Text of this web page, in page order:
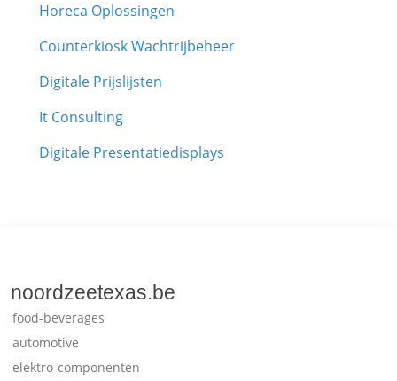
Horeca Oplossingen
Counterkiosk Wachtrijbeheer
Digitale Prijslijsten
It Consulting
Digitale Presentatiedisplays
noordzeetexas.be
food-beverages
automotive
elektro-componenten